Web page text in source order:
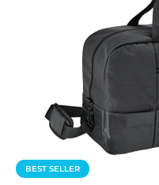
BEST SELLER